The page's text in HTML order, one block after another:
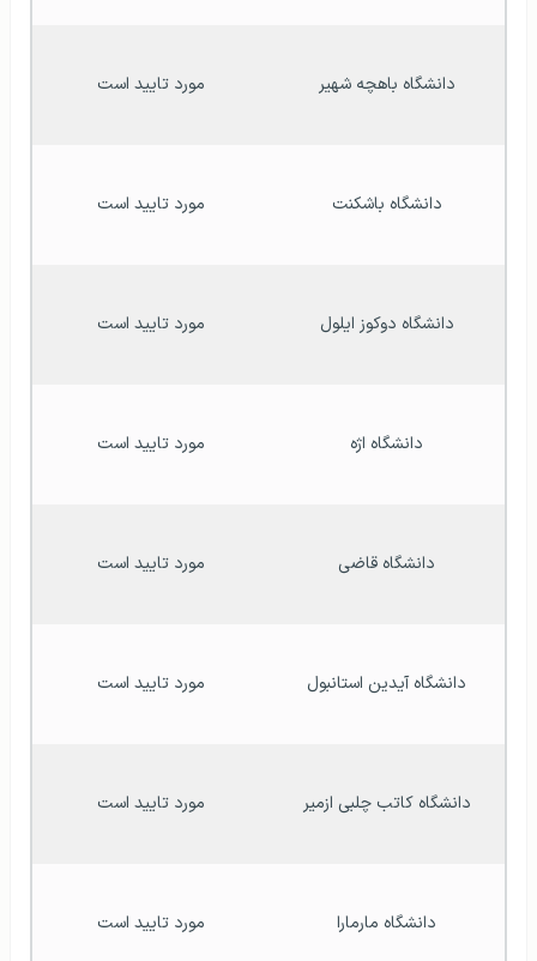
دانشگاه باهچه شهیر مورد تایید است
دانشگاه باشکنت مورد تایید است
دانشگاه دوکوز ایلول مورد تایید است
دانشگاه اژه مورد تایید است
دانشگاه قاضی مورد تایید است
دانشگاه آیدین استانبول مورد تایید است
دانشگاه کاتب چلبی ازمیر مورد تایید است
دانشگاه مارمارا مورد تایید است